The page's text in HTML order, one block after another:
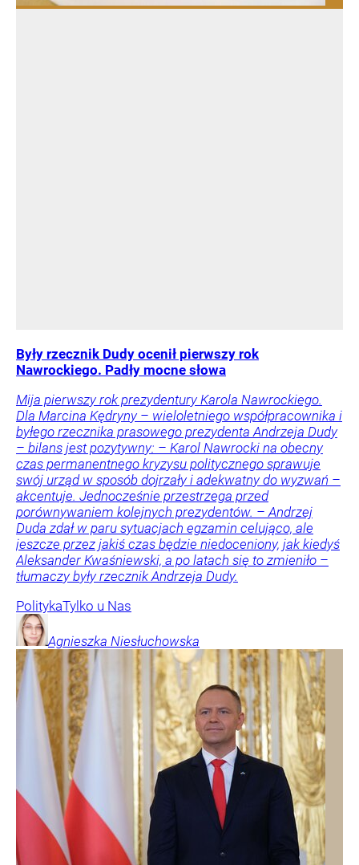
Były rzecznik Dudy ocenił pierwszy rok
Nawrockiego. Padły mocne słowa
Mija pierwszy rok prezydentury Karola Nawrockiego.
Dla Marcina Kędryny – wieloletniego współpracownika i
byłego rzecznika prasowego prezydenta Andrzeja Dudy
– bilans jest pozytywny: – Karol Nawrocki na obecny
czas permanentnego kryzysu politycznego sprawuje
swój urząd w sposób dojrzały i adekwatny do wyzwań –
akcentuje. Jednocześnie przestrzega przed
porównywaniem kolejnych prezydentów. – Andrzej
Duda zdał w paru sytuacjach egzamin celująco, ale
jeszcze przez jakiś czas będzie niedoceniony, jak kiedyś
Aleksander Kwaśniewski, a po latach się to zmieniło –
tłumaczy były rzecznik Andrzeja Dudy.
PolitykaTylko u Nas
Agnieszka Niesłuchowska